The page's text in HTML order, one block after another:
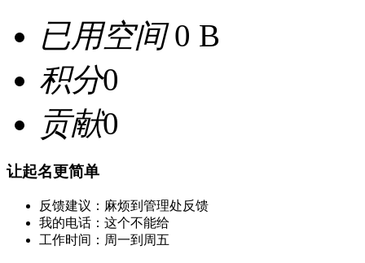
已用空间0 B
积分0
贡献0
让起名更简单
反馈建议：麻烦到管理处反馈
我的电话：这个不能给
工作时间：周一到周五